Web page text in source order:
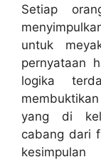
Setiap
untuk
pernyataan
logika
yang di
cabang dari